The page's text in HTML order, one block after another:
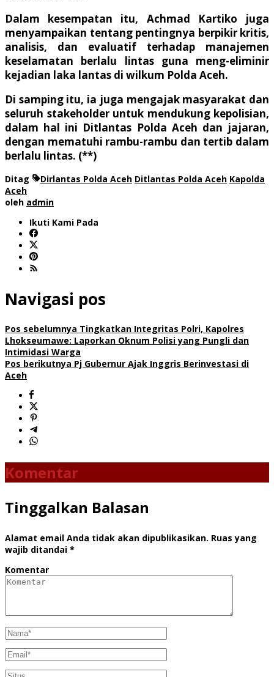
Dalam kesempatan itu, Achmad Kartiko juga
menyampaikan tentang pentingnya berpikir kritis,
analisis, dan evaluatif terhadap manajemen
keselamatan berlalu lintas guna meng-eliminir
kejadian laka lantas di wilkum Polda Aceh.
Di samping itu, ia juga mengajak masyarakat dan
seluruh stakeholder untuk mendukung kepolisian,
dalam hal ini Ditlantas Polda Aceh dan jajaran,
dengan mematuhi rambu-rambu dan tertib dalam
berlalu lintas. (**)
Ditag Dirlantas Polda Aceh Ditlantas Polda Aceh Kapolda
Aceh
oleh admin
Ikuti Kami Pada
Navigasi pos
Pos sebelumnya Tingkatkan Integritas Polri, Kapolres
Lhokseumawe: Laporkan Oknum Polisi yang Pungli dan
Intimidasi Warga
Pos berikutnya Pj Gubernur Ajak Inggris Berinvestasi di
Aceh
Komentar
Tinggalkan Balasan
Alamat email Anda tidak akan dipublikasikan. Ruas yang
wajib ditandai *
Komentar